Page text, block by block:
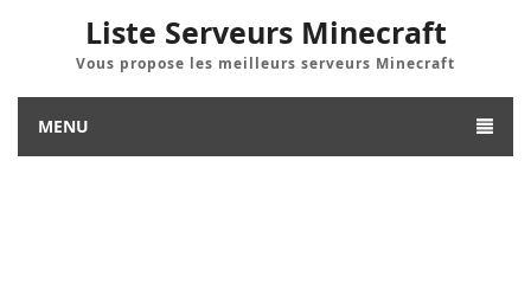
Liste Serveurs Minecraft
Vous propose les meilleurs serveurs Minecraft
MENU